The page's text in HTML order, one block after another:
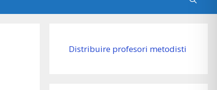
Distribuire profesori metodisti